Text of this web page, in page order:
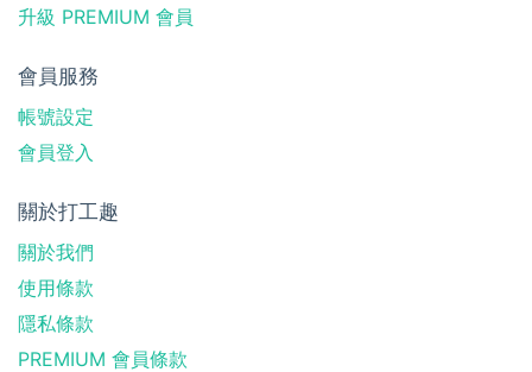
升級 PREMIUM 會員
會員服務
帳號設定
會員登入
關於打工趣
關於我們
使用條款
隱私條款
PREMIUM 會員條款